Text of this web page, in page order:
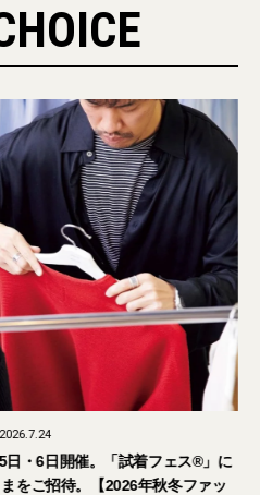
PR
パリ発「イジ
トストリート
2026年9月5日・6
読者の皆さまをご